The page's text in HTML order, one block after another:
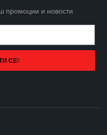
промоции и новости
СЕ